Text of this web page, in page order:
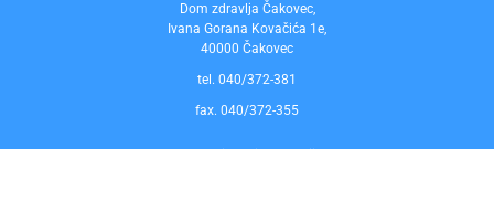
Dom zdravlja Čakovec,
Ivana Gorana Kovačića 1e,
40000 Čakovec
tel. 040/372-381
fax. 040/372-355
Pravo na pristup informacijama